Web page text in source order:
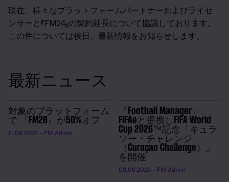
現在、様々なプラットフォームパートナーおよびライセ
ンサーと『FM24』の契約延長について協議しております。
この件については後日、最新情報をお知らせします。
最新ニュース
対象のプラットフォーム
で 『FM26』が50%オフ
11.06.2026 - FM Admin
『Football Manager』、
FIFAeと提携しFIFA World
Cup 2026™記念「キュラ
ソー・チャレンジ
（Curaçao Challenge）」
を開催
08.06.2026 - FM Admin